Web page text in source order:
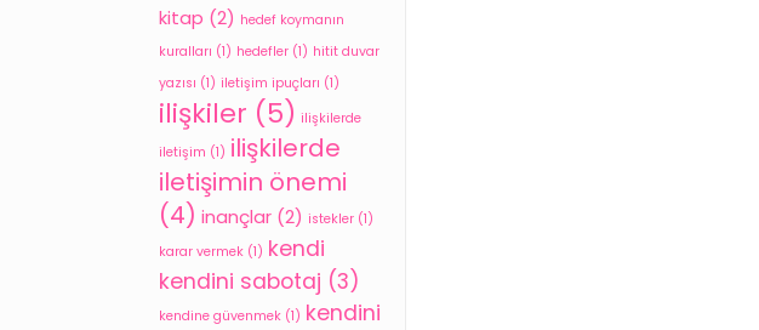
kitap (2) hedef koymanın
kuralları (1) hedefler (1) hitit duvar
yazısı (1) iletişim ipuçları (1)
ilişkiler (5) ilişkilerde
iletişim (1) ilişkilerde
iletişimin önemi
(4) inançlar (2) istekler (1)
karar vermek (1) kendi
kendini sabotaj (3)
kendine güvenmek (1) kendini